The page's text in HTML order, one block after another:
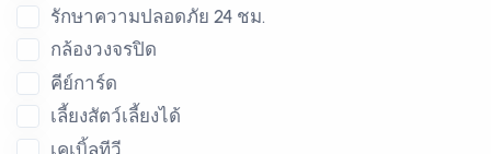
รักษาความปลอดภัย 24 ชม.
กล้องวงจรปิด
คีย์การ์ด
เลี้ยงสัตว์เลี้ยงได้
เคเบิ้ลทีวี